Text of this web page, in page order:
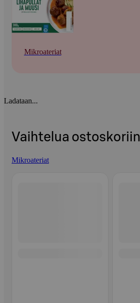
Mikroateriat
Ladataan...
Vaihtelua ostoskoriin
Mikroateriat